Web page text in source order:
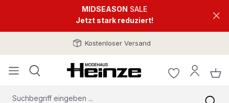
MIDSEASON SALE
Jetzt stark reduziert!
Kostenloser Versand